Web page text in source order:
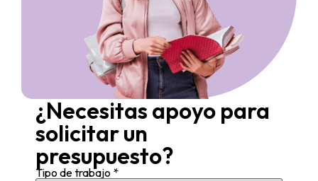
¿Necesitas apoyo para
solicitar un
presupuesto?
Tipo de trabajo *